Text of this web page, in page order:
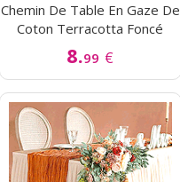
Chemin De Table En Gaze De
Coton Terracotta Foncé
8.99 €